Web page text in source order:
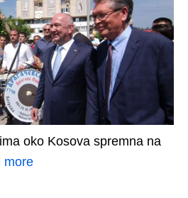
oko Kosova spremna na
more